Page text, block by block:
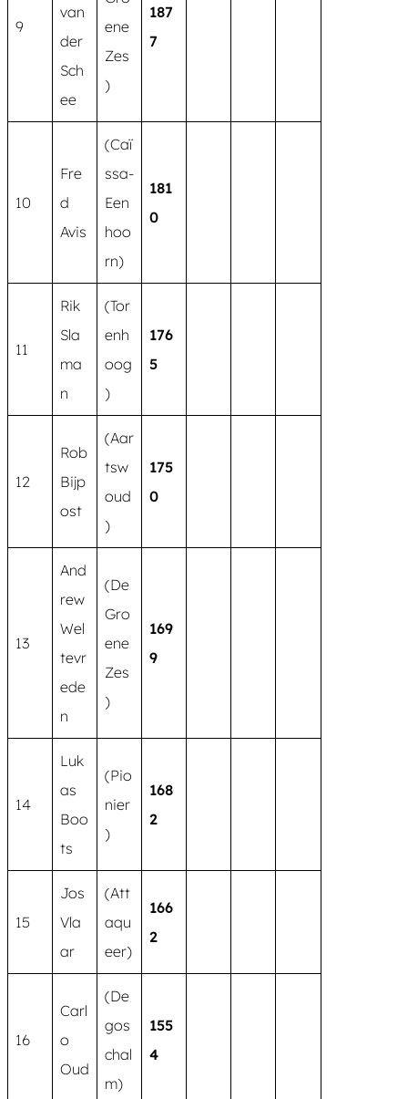
9
van
der
Sch
ee
ene
Zes
)
187
7
10
Fre
d
Avis
(Caï
ssa-
Een
hoo
rn)
181
0
11
Rik
Sla
ma
n
(Tor
enh
oog
)
176
5
12
Rob
Bijp
ost
(Aar
tsw
oud
)
175
0
13
And
rew
Wel
tevr
ede
n
(De
Gro
ene
Zes
)
169
9
14
Luk
as
Boo
ts
(Pio
nier
)
168
2
15
Jos
Vla
ar
(Att
aqu
eer)
166
2
16
Carl
o
Oud
(De
gos
chal
m)
155
4